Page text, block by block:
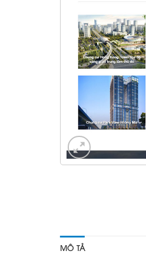
MÔ TẢ